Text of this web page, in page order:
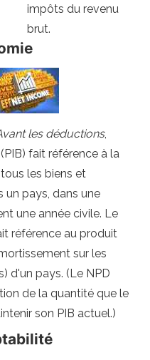
impôts du revenu
brut.
les déductions,
fait référence à la
les biens et
un pays, dans une
une année civile. Le
référence au produit
sur les
d'un pays. (Le NPD
de la quantité que le
son PIB actuel.)